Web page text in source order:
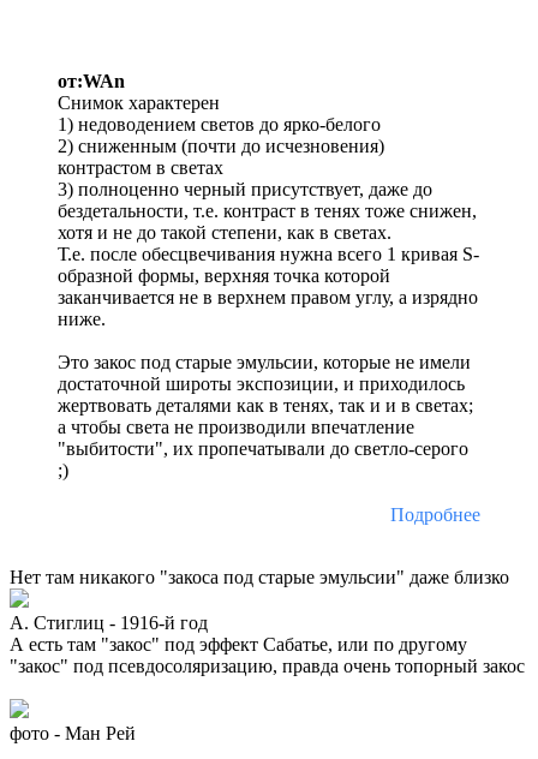
от:WAn
Снимок характерен
1) недоводением светов до ярко-белого
2) сниженным (почти до исчезновения)
контрастом в светах
3) полноценно черный присутствует, даже до
бездетальности, т.е. контраст в тенях тоже снижен,
хотя и не до такой степени, как в светах.
Т.е. после обесцвечивания нужна всего 1 кривая S-
образной формы, верхняя точка которой
заканчивается не в верхнем правом углу, а изрядно
ниже.
Это закос под старые эмульсии, которые не имели
достаточной широты экспозиции, и приходилось
жертвовать деталями как в тенях, так и и в светах;
а чтобы света не производили впечатление
"выбитости", их пропечатывали до светло-серого
;)
Подробнее
Нет там никакого "закоса под старые эмульсии" даже близко
А. Стиглиц - 1916-й год
А есть там "закос" под эффект Сабатье, или по другому
"закос" под псевдосоляризацию, правда очень топорный закос
фото - Ман Рей